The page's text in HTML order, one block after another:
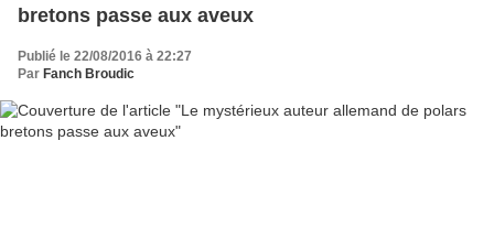
bretons passe aux aveux
Publié le 22/08/2016 à 22:27
Par Fanch Broudic